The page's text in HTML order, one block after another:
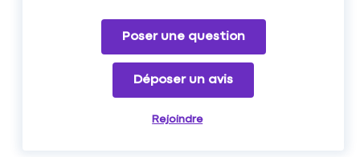
Poser une question
Déposer un avis
Rejoindre